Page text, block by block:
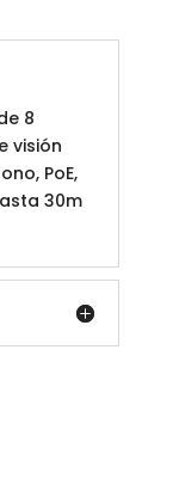
8
visión
PoE,
30m